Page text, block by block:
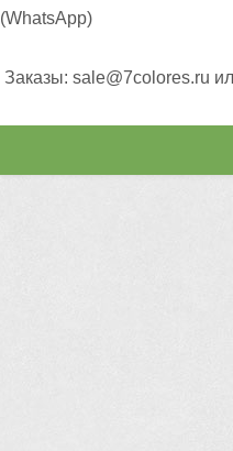
(WhatsApp)
Заказы: sale@7colores.ru